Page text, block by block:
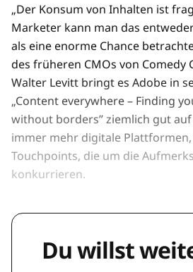
„Der Konsum von Inhalten ist
Marketer kann man das
als eine enorme Chance
des früheren CMOs von Comedy
Walter Levitt bringt es Adobe in
„Content everywhere – Finding
without borders” ziemlich gut
immer mehr digitale Plattformen,
Touchpoints, die um die
konkurrieren.
Du willst